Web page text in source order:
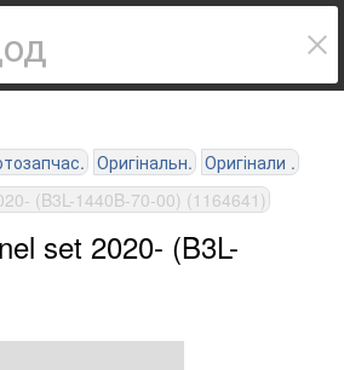
Оригінальн. Оригінали .
(B3L-1440B-70-00) (1164641)
set 2020- (B3L-